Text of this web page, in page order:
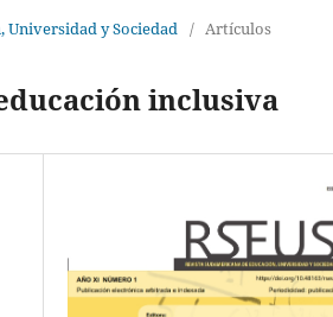
Universidad y Sociedad / Artículos
inclusiva